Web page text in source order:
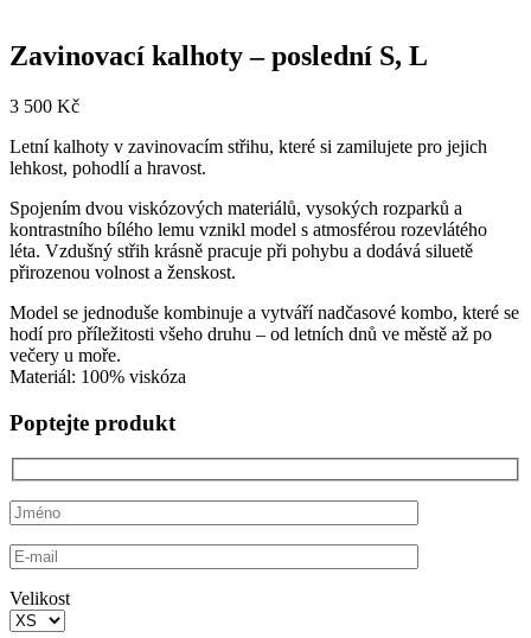
Zavinovací kalhoty – poslední S, L
3 500 Kč
Letní kalhoty v zavinovacím střihu, které si zamilujete pro jejich
lehkost, pohodlí a hravost.
Spojením dvou viskózových materiálů, vysokých rozparků a
kontrastního bílého lemu vznikl model s atmosférou rozevlátého
léta. Vzdušný střih krásně pracuje při pohybu a dodává siluetě
přirozenou volnost a ženskost.
Model se jednoduše kombinuje a vytváří nadčasové kombo, které se
hodí pro příležitosti všeho druhu – od letních dnů ve městě až po
večery u moře.
Materiál: 100% viskóza
Poptejte produkt
Velikost